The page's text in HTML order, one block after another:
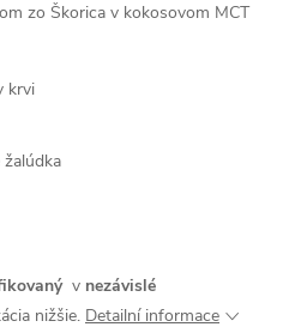
zo Škorica v kokosovom MCT
krvi
v nezávislé
nižšie. Detailní informace